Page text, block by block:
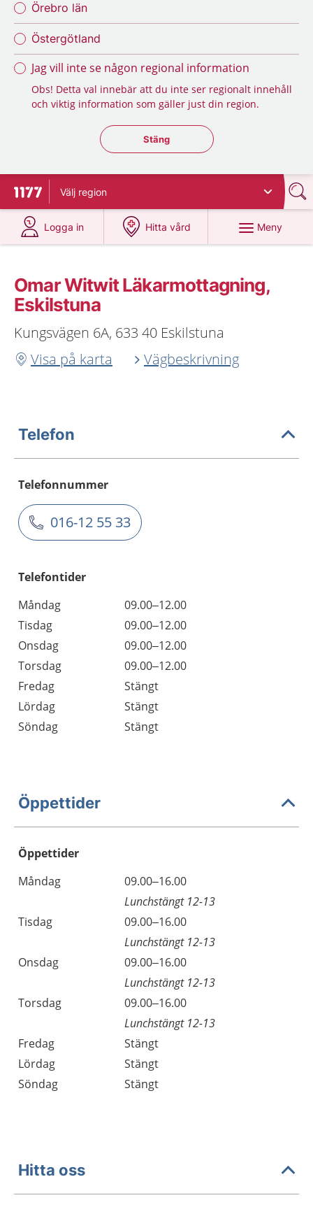
Örebro län
Östergötland
Jag vill inte se någon regional information
Obs! Detta val innebär att du inte ser regionalt innehåll
och viktig information som gäller just din region.
Stäng regionsväljaren
Stäng
Till startsidan för 1177
Välj region
Logga in
på 1177.se
Hitta vård
på 1177.se
Meny
Omar Witwit Läkarmottagning,
Eskilstuna
Kungsvägen 6A, 633 40 Eskilstuna
Visa på karta
Vägbeskrivning
Telefon
Telefonnummer
016-12 55 33
Telefontider
Måndag
09.00–12.00
Tisdag
09.00–12.00
Onsdag
09.00–12.00
Torsdag
09.00–12.00
Fredag
Stängt
Lördag
Stängt
Söndag
Stängt
Öppettider
Öppettider
Dag
Öppettider
Kommentarer
Måndag
09.00–16.00
Lunchstängt 12-13
Tisdag
09.00–16.00
Lunchstängt 12-13
Onsdag
09.00–16.00
Lunchstängt 12-13
Torsdag
09.00–16.00
Lunchstängt 12-13
Fredag
Stängt
Lördag
Stängt
Söndag
Stängt
Hitta oss